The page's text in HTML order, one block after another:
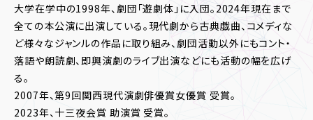
大学在学中の1998年、劇団「遊劇体」に入団。2024年現在まで
全ての本公演に出演している。現代劇から古典戯曲、コメディな
ど様々なジャンルの作品に取り組み、劇団活動以外にもコント・
落語や朗読劇、即興演劇のライブ出演などにも活動の幅を広げ
る。
2007年、第9回関西現代演劇俳優賞女優賞 受賞。
2023年、十三夜会賞 助演賞 受賞。